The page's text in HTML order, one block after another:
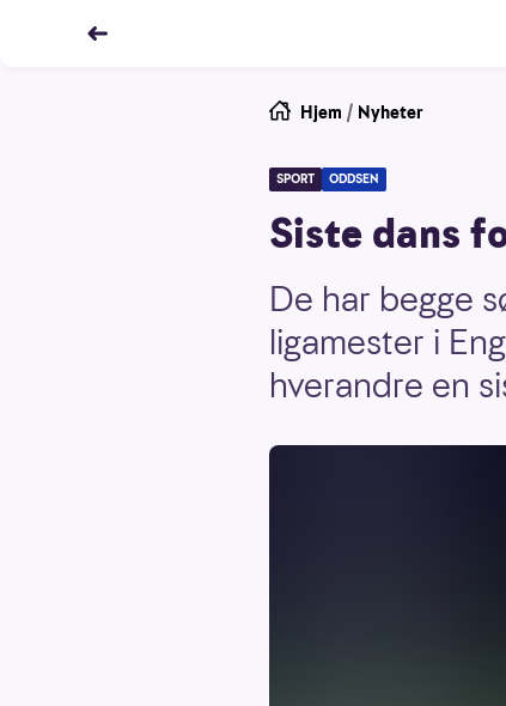
Hjem / Nyheter
SPORT ODDSEN
Siste dans
De har begge
ligamester i
hverandre en